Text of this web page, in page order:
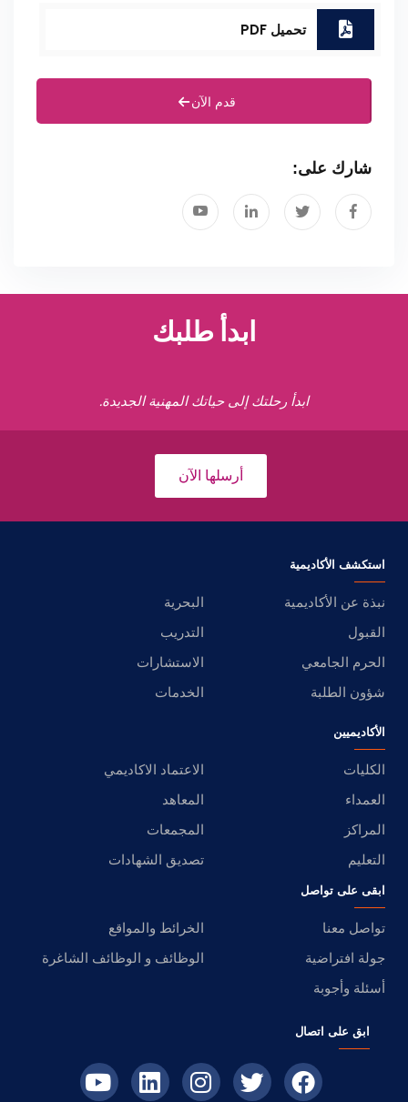
تحميل PDF
قدم الآن
شارك على:
ابدأ طلبك
ابدأ رحلتك إلى حياتك المهنية الجديدة.
أرسلها الآن
استكشف الأكاديمية
نبذة عن الأكاديمية
البحرية
القبول
التدريب
الحرم الجامعي
الاستشارات
شؤون الطلبة
الخدمات
الأكاديميين
الكليات
الاعتماد الاكاديمي
العمداء
المعاهد
المراكز
المجمعات
التعليم
تصديق الشهادات
ابقى على تواصل
تواصل معنا
الخرائط والمواقع
جولة افتراضية
الوظائف و الوظائف الشاغرة
أسئلة وأجوبة
ابق على اتصال